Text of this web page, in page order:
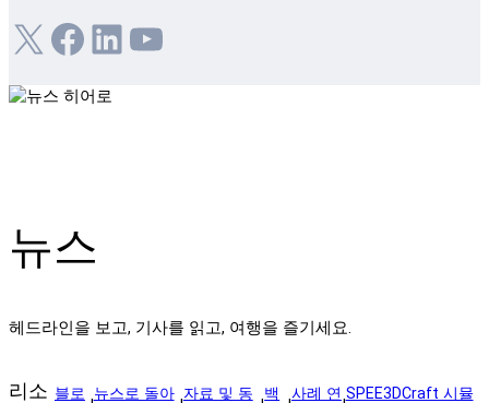
X Facebook LinkedIn YouTube
뉴스
헤드라인을 보고, 기사를 읽고, 여행을 즐기세요.
리소 블로 뉴스로 돌아 자료 및 동 백 사례 연 SPEE3DCraft 시뮬